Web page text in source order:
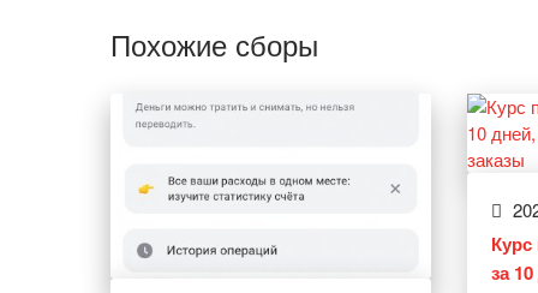
Похожие сборы
Курс
за